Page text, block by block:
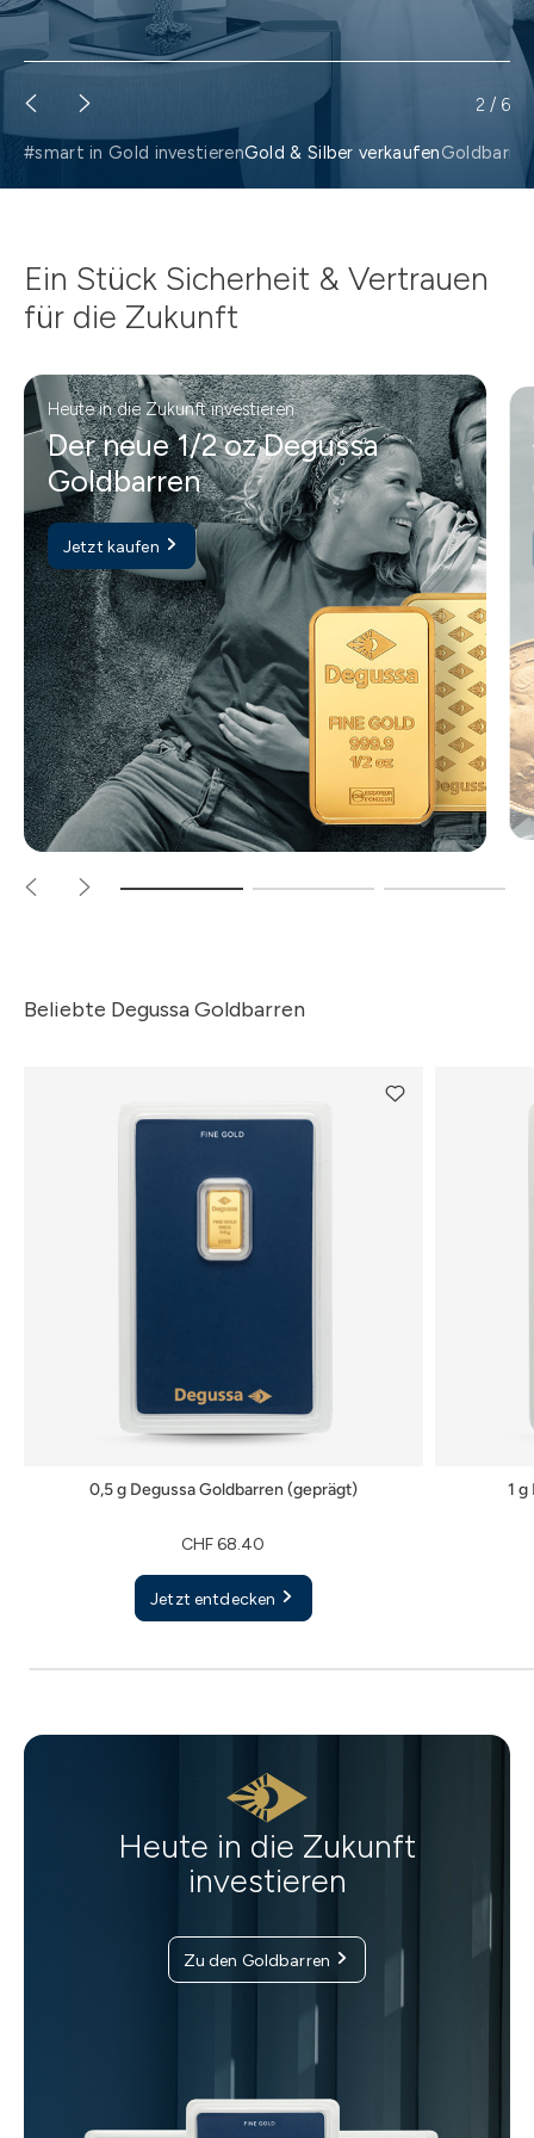
#smart in Gold investierenGold & Silber verkaufenGoldbarren
2 / 6
Ein Stück Sicherheit & Vertrauen
für die Zukunft
Heute in die Zukunft investieren
Der neue 1/2 oz Degussa
Goldbarren
Jetzt kaufen
Beliebte Degussa Goldbarren
0,5 g Degussa Goldbarren (geprägt)
CHF 68.40
Jetzt entdecken
1
Heute in die Zukunft
investieren
Zu den Goldbarren